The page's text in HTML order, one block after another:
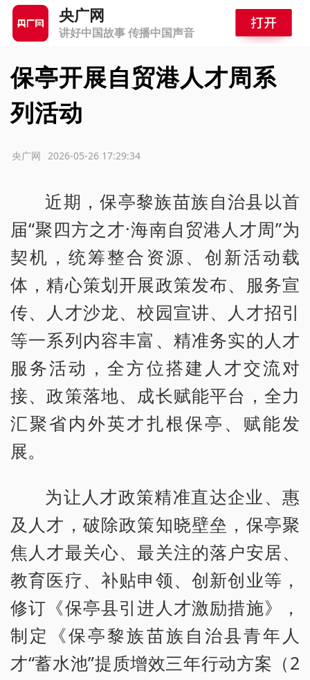
央广网
讲好中国故事 传播中国声音
保亭开展自贸港人才周系
列活动
2026-05-26 17:29:34
央广网
近期，保亭黎族苗族自治县以首
届“聚四方之才·海南自贸港人才周”为
契机，统筹整合资源、创新活动载
体，精心策划开展政策发布、服务宣
传、人才沙龙、校园宣讲、人才招引
等一系列内容丰富、精准务实的人才
服务活动，全方位搭建人才交流对
接、政策落地、成长赋能平台，全力
汇聚省内外英才扎根保亭、赋能发
展。
为让人才政策精准直达企业、惠
及人才，破除政策知晓壁垒，保亭聚
焦人才最关心、最关注的落户安居、
教育医疗、补贴申领、创新创业等，
修订《保亭县引进人才激励措施》，
制定《保亭黎族苗族自治县青年人
才“蓄水池”提质增效三年行动方案（2